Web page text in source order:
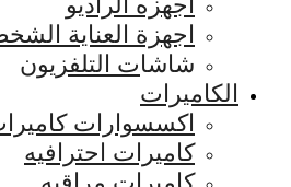
اجهزة العناية
شاشات التلفزيون
الكاميرات
اكسسوارات
كاميرات احترافيه